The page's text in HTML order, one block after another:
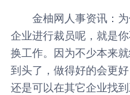
金柚网人事资讯：为
企业进行裁员呢，就是
换工作。 因为不少本来
到头了，做得好的会更
还是可以在其它企业找